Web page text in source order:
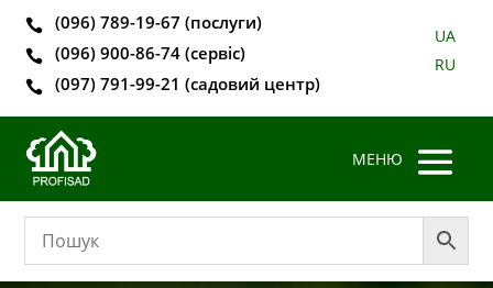
 (096) 789-19-67 (послуги)
 (096) 900-86-74 (сервіс)
 (097) 791-99-21 (садовий центр)
UA
RU